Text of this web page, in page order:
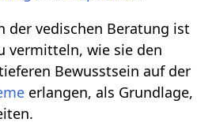
der vedischen Beratung ist
vermitteln, wie sie den
Bewusstsein auf der
erlangen, als Grundlage,